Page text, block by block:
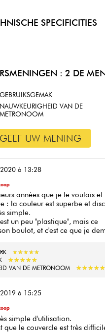
SPECIFICITIES
: 2 DE
GEBRUIKSGEMAK
NAUWKEURIGHEID VAN DE
METRONOOM
GEEF UW MENING
à 13:28
années que je le voulais et
: la couleur est superbe et
simple.
un peu "plastique", mais ce
boulot, et c'est ce que je
★★★★★
★★★★★
★★★★★
★★★★★
VAN DE METRONOOM ★★★★★
★★★★★
à 15:25
simple d'utilisation.
que le couvercle est très